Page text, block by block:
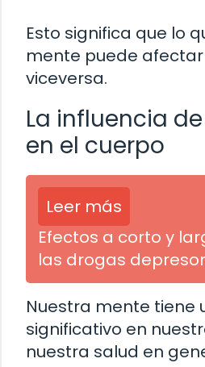
Esto significa que lo
mente puede
viceversa.
La influencia
en el cuerpo
Leer más
Efectos a corto y
las drogas
Nuestra mente tiene
significativo en
nuestra salud en